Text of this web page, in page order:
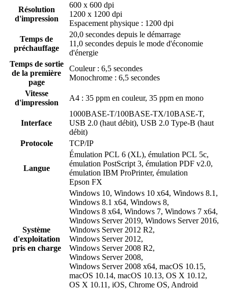
Résolution
d'impression
600 x 600 dpi
1200 x 1200 dpi
Espacement physique : 1200 dpi
Temps de
préchauffage
20,0 secondes depuis le démarrage
11,0 secondes depuis le mode d'économie
d'énergie
Temps de sortie
de la première
page
Couleur : 6,5 secondes
Monochrome : 6,5 secondes
Vitesse
d'impression
A4 : 35 ppm en couleur, 35 ppm en mono
Interface
1000BASE-T/100BASE-TX/10BASE-T,
USB 2.0 (haut débit), USB 2.0 Type-B (haut
débit)
Protocole
TCP/IP
Langue
Émulation PCL 6 (XL), émulation PCL 5c,
émulation PostScript 3, émulation PDF v2.0,
émulation IBM ProPrinter, émulation
Epson FX
Système
d'exploitation
pris en charge
Windows 10, Windows 10 x64, Windows 8.1,
Windows 8.1 x64, Windows 8,
Windows 8 x64, Windows 7, Windows 7 x64,
Windows Server 2019, Windows Server 2016,
Windows Server 2012 R2,
Windows Server 2012,
Windows Server 2008 R2,
Windows Server 2008,
Windows Server 2008 x64, macOS 10.15,
macOS 10.14, macOS 10.13, OS X 10.12,
OS X 10.11, iOS, Chrome OS, Android